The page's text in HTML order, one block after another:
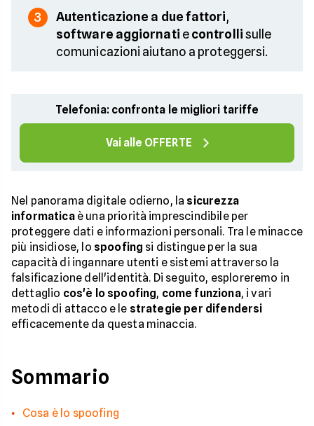
3 Autenticazione a due fattori,
software aggiornati econtrollisulle
comunicazioni aiutano a proteggersi.
Telefonia: confronta le migliori tariffe
Vai alle OFFERTE
Nel panorama digitale odierno, la sicurezza
informaticaè una priorità imprescindibile per
proteggere dati e informazioni personali. Tra le minacce
più insidiose, lo spoofing si distingue per la sua
capacità di ingannare utenti e sistemi attraverso la
falsificazione dell'identità. Di seguito, esploreremo in
dettaglio cos'è lo spoofing, come funziona, i vari
metodi di attacco e le strategie per difendersi
efficacemente da questa minaccia.
Sommario
Cosa è lo spoofing